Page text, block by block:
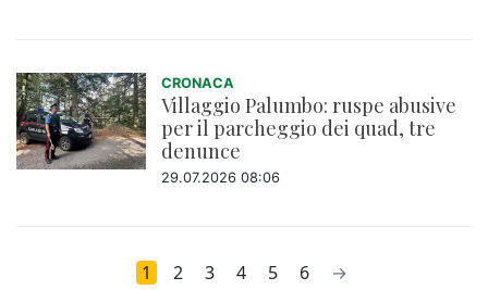
CRONACA
Villaggio Palumbo: ruspe abusive
per il parcheggio dei quad, tre
denunce
29.07.2026 08:06
1 2 3 4 5 6 →